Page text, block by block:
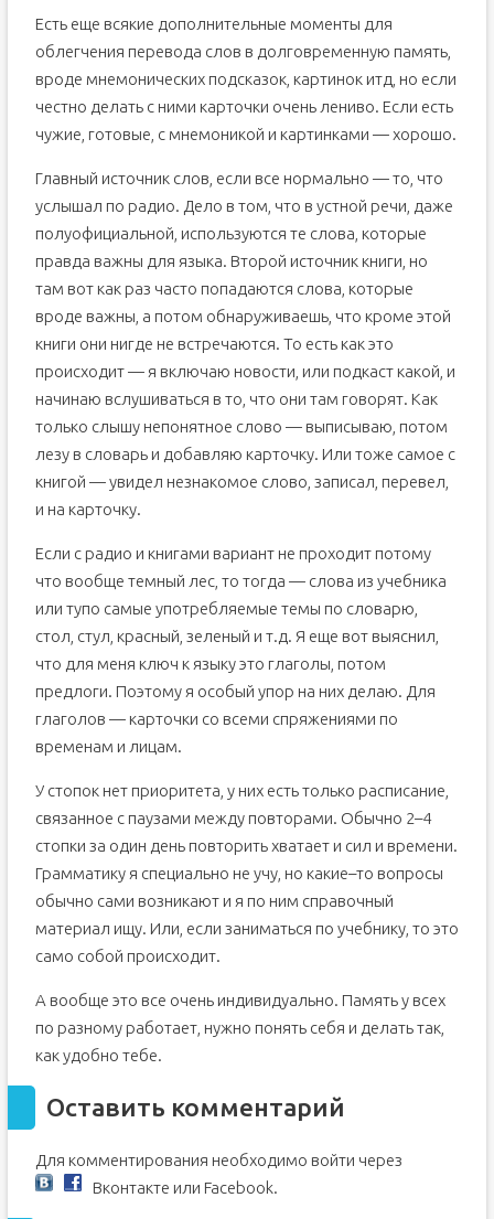
Есть еще всякие дополнительные моменты для
облегчения перевода слов в долговременную память,
вроде мнемонических подсказок, картинок итд, но если
честно делать с ними карточки очень лениво. Если есть
чужие, готовые, с мнемоникой и картинками — хорошо.
Главный источник слов, если все нормально — то, что
услышал по радио. Дело в том, что в устной речи, даже
полуофициальной, используются те слова, которые
правда важны для языка. Второй источник книги, но
там вот как раз часто попадаются слова, которые
вроде важны, а потом обнаруживаешь, что кроме этой
книги они нигде не встречаются. То есть как это
происходит — я включаю новости, или подкаст какой, и
начинаю вслушиваться в то, что они там говорят. Как
только слышу непонятное слово — выписываю, потом
лезу в словарь и добавляю карточку. Или тоже самое с
книгой — увидел незнакомое слово, записал, перевел,
и на карточку.
Если с радио и книгами вариант не проходит потому
что вообще темный лес, то тогда — слова из учебника
или тупо самые употребляемые темы по словарю,
стол, стул, красный, зеленый и т.д. Я еще вот выяснил,
что для меня ключ к языку это глаголы, потом
предлоги. Поэтому я особый упор на них делаю. Для
глаголов — карточки со всеми спряжениями по
временам и лицам.
У стопок нет приоритета, у них есть только расписание,
связанное с паузами между повторами. Обычно 2–4
стопки за один день повторить хватает и сил и времени.
Грамматику я специально не учу, но какие–то вопросы
обычно сами возникают и я по ним справочный
материал ищу. Или, если заниматься по учебнику, то это
само собой происходит.
А вообще это все очень индивидуально. Память у всех
по разному работает, нужно понять себя и делать так,
как удобно тебе.
Оставить комментарий
Для комментирования необходимо войти через
Вконтакте или Facebook.